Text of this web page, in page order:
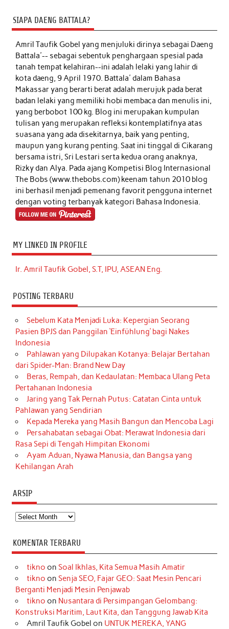
SIAPA DAENG BATTALA?
Amril Taufik Gobelyang menjuluki dirinya sebagai Daeng
Battala'-- sebagai sebentuk penghargaan spesial pada
tanah tempat kelahiran--ini adalah lelaki yang lahir di
kota daeng, 9 April 1970. Battala' dalam Bahasa
Makassar yang berarti berat adalah merujuk pada berat
badan lelaki yang memiliki hobi membaca dan menulis ini,
yang berbobot 100 kg. Blog ini merupakan kumpulan
tulisan yang merupakan refleksi kontemplatifnya atas
suasana yang ada disekitarnya, baik yang penting,
maupun yang kurang penting. Saat ini tinggal di Cikarang
bersama istri, Sri Lestari serta kedua orang anaknya,
Rizky dan Alya. Pada ajang Kompetisi Blog Internasional
The Bobs (www.thebobs.com) keenam tahun 2010 blog
ini berhasil menjadi pemenang favorit pengguna internet
dengan voting terbanyak kategori Bahasa Indonesia.
MY LINKED IN PROFILE
Ir. Amril Taufik Gobel, S.T, IPU, ASEAN Eng.
POSTING TERBARU
Sebelum Kata Menjadi Luka: Kepergian Seorang
Pasien BPJS dan Panggilan ‘Einfühlung’ bagi Nakes
Indonesia
Pahlawan yang Dilupakan Kotanya: Belajar Bertahan
dari Spider-Man: Brand New Day
Beras, Rempah, dan Kedaulatan: Membaca Ulang Peta
Pertahanan Indonesia
Jaring yang Tak Pernah Putus: Catatan Cinta untuk
Pahlawan yang Sendirian
Kepada Mereka yang Masih Bangun dan Mencoba Lagi
Persahabatan sebagai Obat: Merawat Indonesia dari
Rasa Sepi di Tengah Himpitan Ekonomi
Ayam Aduan, Nyawa Manusia, dan Bangsa yang
Kehilangan Arah
ARSIP
Arsip
KOMENTAR TERBARU
tikno on Soal Ikhlas, Kita Semua Masih Amatir
tikno on Senja SEO, Fajar GEO: Saat Mesin Pencari
Berganti Menjadi Mesin Penjawab
tikno on Nusantara di Persimpangan Gelombang:
Konstruksi Maritim, Laut Kita, dan Tanggung Jawab Kita
Amril Taufik Gobel on UNTUK MEREKA, YANG